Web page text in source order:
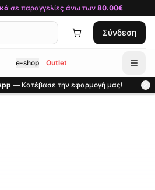
σε παραγγελίες άνω των 80.00€
Σύνδεση
e-shop Outlet
— Κατέβασε την εφαρμογή μας!